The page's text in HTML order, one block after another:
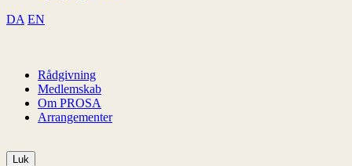
DA EN
Rådgivning
Medlemskab
Om PROSA
Arrangementer
Luk